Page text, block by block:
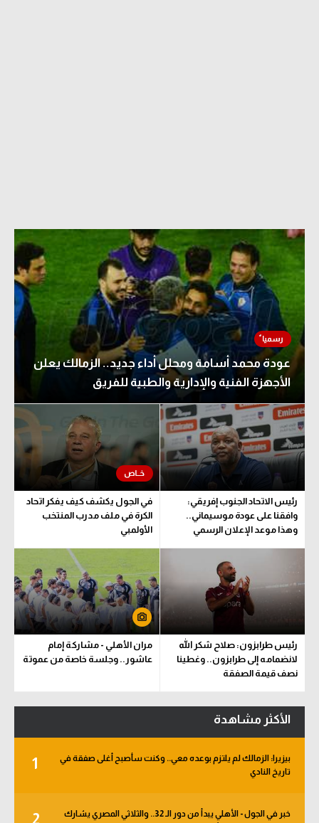
عودة محمد أسامة ومحلل أداء جديد.. الزمالك يعلن
الأجهزة الفنية والإدارية والطبية للفريق
رئيس الاتحاد الجنوب إفريقي:
وافقنا على عودة موسيماني..
وهذا موعد الإعلان الرسمي
في الجول يكشف كيف يفكر اتحاد
الكرة في ملف مدرب المنتخب
الأولمبي
رئيس طرابزون: صلاح شكر الله
لانضمامه إلى طرابزون.. وغطينا
نصف قيمة الصفقة
مران الأهلي - مشاركة إمام
عاشور.. وجلسة خاصة من عموتة
الأكثر مشاهدة
1
بيزيرا: الزمالك لم يلتزم بوعده معي.. وكنت سأصبح أغلى صفقة في
تاريخ النادي
خبر في الجول - الأهلي يبدأ من دور الـ 32.. والثلاثي المصري يشارك